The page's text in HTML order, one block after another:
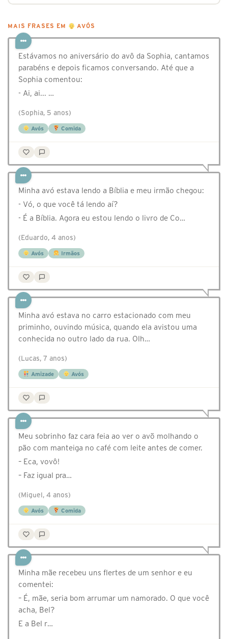
MAIS FRASES EM AVÓS
Estávamos no aniversário do avô da Sophia, cantamos
parabéns e depois ficamos conversando. Até que a
Sophia comentou:
- Ai, ai... …
(Sophia, 5 anos)
Avós Comida
Minha avó estava lendo a Bíblia e meu irmão chegou:
- Vó, o que você tá lendo aí?
- É a Bíblia. Agora eu estou lendo o livro de Co…
(Eduardo, 4 anos)
Avós Irmãos
Minha avó estava no carro estacionado com meu
priminho, ouvindo música, quando ela avistou uma
conhecida no outro lado da rua. Olh…
(Lucas, 7 anos)
Amizade Avós
Meu sobrinho faz cara feia ao ver o avõ molhando o
pão com manteiga no café com leite antes de comer.
– Eca, vovô!
– Faz igual pra…
(Miguel, 4 anos)
Avós Comida
Minha mãe recebeu uns flertes de um senhor e eu
comentei:
– É, mãe, seria bom arrumar um namorado. O que você
acha, Bel?
E a Bel r…